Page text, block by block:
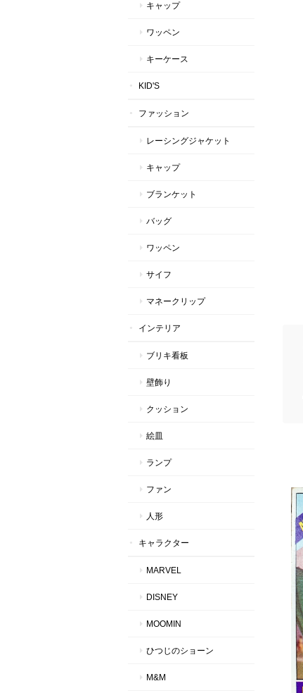
キャップ
ワッペン
キーケース
KID'S
ファッション
レーシングジャケット
キャップ
ブランケット
バッグ
ワッペン
サイフ
マネークリップ
インテリア
ブリキ看板
壁飾り
クッション
絵皿
ランプ
ファン
人形
キャラクター
MARVEL
DISNEY
MOOMIN
ひつじのショーン
M&M